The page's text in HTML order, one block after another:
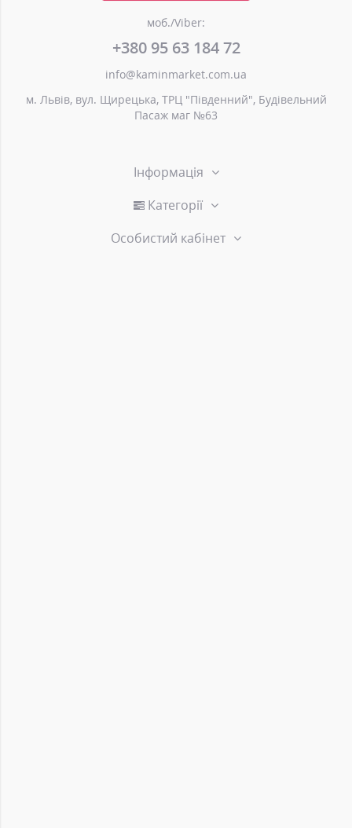
моб./Viber:
+380 95 63 184 72
info@kaminmarket.com.ua
м. Львів, вул. Щирецька, ТРЦ "Південний", Будівельний
Пасаж маг №63
Інформація
Категорії
Особистий кабінет